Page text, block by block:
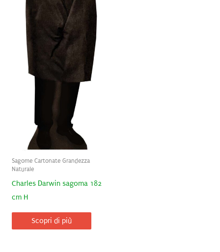
Sagome Cartonate Grandezza
Naturale
Charles Darwin sagoma 182
cm H
Scopri di più